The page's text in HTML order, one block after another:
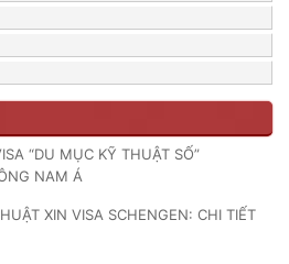
“DU MỤC KỸ THUẬT SỐ”
NAM Á
XIN VISA SCHENGEN: CHI TIẾT